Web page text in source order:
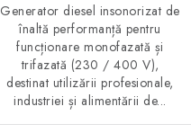
Generator diesel insonorizat de
înaltă performanță pentru
funcționare monofazată și
trifazată (230 / 400 V),
destinat utilizării profesionale,
industriei și alimentării de...